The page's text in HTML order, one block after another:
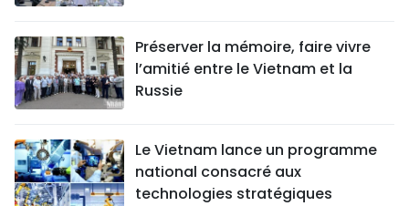
Préserver la mémoire, faire vivre
l’amitié entre le Vietnam et la
Russie
Le Vietnam lance un programme
national consacré aux
technologies stratégiques